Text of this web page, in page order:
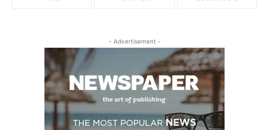
- Advertisement -